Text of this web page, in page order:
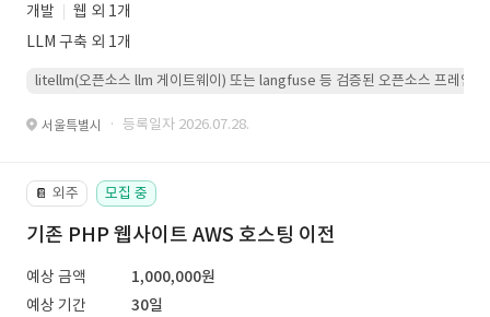
개발
웹 외 1개
LLM 구축 외 1개
litellm(오픈소스 llm 게이트웨이) 또는 langfuse 등 검증된 오픈소스 프레임워
서울특별시 · 등록일자 2026.07.28.
📔 외주 모집 중
기존 PHP 웹사이트 AWS 호스팅 이전
예상 금액
1,000,000원
예상 기간
30일